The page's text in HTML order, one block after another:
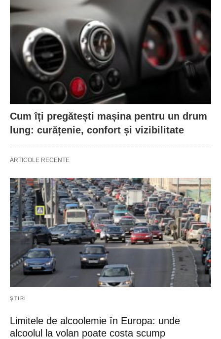
Cum îți pregătești mașina pentru un drum
lung: curățenie, confort și vizibilitate
ARTICOLE RECENTE
ȘTIRI
Limitele de alcoolemie în Europa: unde
alcoolul la volan poate costa scump